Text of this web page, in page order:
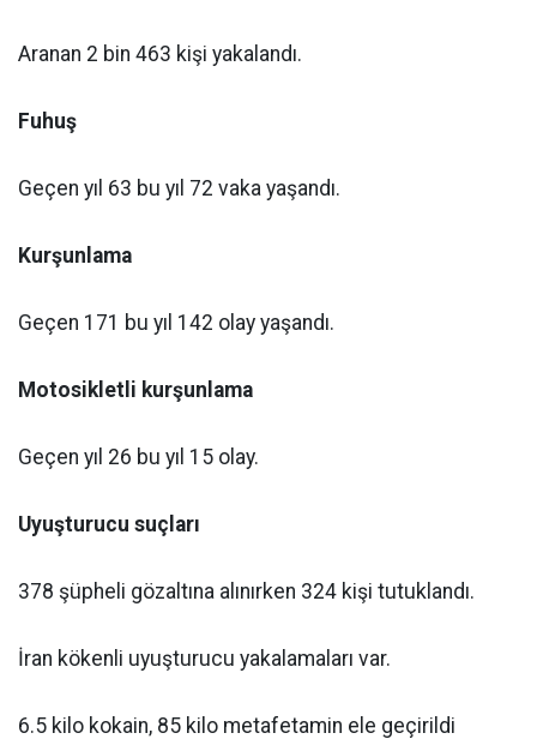
Aranan 2 bin 463 kişi yakalandı.
Fuhuş
Geçen yıl 63 bu yıl 72 vaka yaşandı.
Kurşunlama
Geçen 171 bu yıl 142 olay yaşandı.
Motosikletli kurşunlama
Geçen yıl 26 bu yıl 15 olay.
Uyuşturucu suçları
378 şüpheli gözaltına alınırken 324 kişi tutuklandı.
İran kökenli uyuşturucu yakalamaları var.
6.5 kilo kokain, 85 kilo metafetamin ele geçirildi